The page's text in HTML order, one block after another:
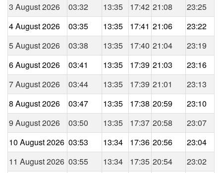
3 August 2026
03:32 13:35 17:42 21:08
23:25
4 August 2026
03:35 13:35 17:41 21:06
23:22
5 August 2026
03:38 13:35 17:40 21:04
23:19
6 August 2026
03:41 13:35 17:39 21:03
23:16
7 August 2026
03:44 13:35 17:39 21:01
23:13
8 August 2026
03:47 13:35 17:38 20:59
23:10
9 August 2026
03:50 13:35 17:37 20:58
23:07
10 August 2026 03:53 13:34 17:36 20:56
23:04
11 August 2026 03:55 13:34 17:35 20:54
23:02